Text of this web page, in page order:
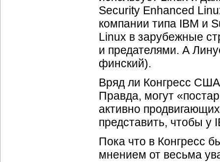
Security Enhanced
компании типа IBM и
Linux в зарубежные
и предателями. А
финский).
Вряд ли Конгресс США
Правда, могут
активно
представить, чтобы у
Пока что в Конгресс
мнением от весьма